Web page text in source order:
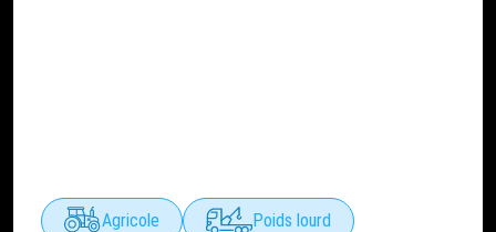
Agricole Poids lourd